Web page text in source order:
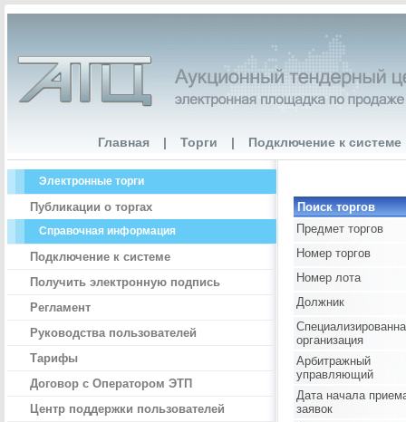
Главная | Торги | Подключение к системе
Электронные торги
Публикации о торгах
Справочная информация
Подключение к системе
Получить электронную подпись
Регламент
Руководства пользователей
Тарифы
Договор с Оператором ЭТП
Центр поддержки пользователей
Поиск торгов
Предмет торгов
Номер торгов
Номер лота
Должник
организация
Арбитражный
управляющий
Дата начала
заявок